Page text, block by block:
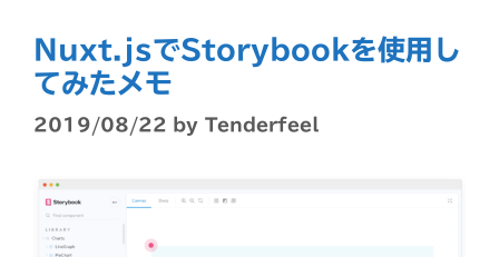
Nuxt.jsでStorybookを使用し
てみたメモ
2019/08/22 by Tenderfeel